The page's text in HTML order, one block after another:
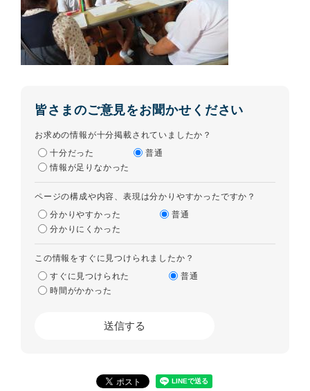
皆さまのご意見をお聞かせください
お求めの情報が十分掲載されていましたか？
十分だった
普通
情報が足りなかった
ページの構成や内容、表現は分かりやすかったですか？
分かりやすかった
普通
分かりにくかった
この情報をすぐに見つけられましたか？
すぐに見つけられた
普通
時間がかかった